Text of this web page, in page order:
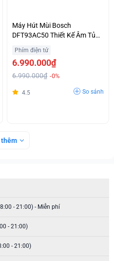
Máy Hút Mùi Bosch
DFT93AC50 Thiết Kế Âm Tủ
Ưu Đãi
Phím điện tử
6.990.000₫
6.990.000₫ -0%
4.5 So sánh
thêm
- 21:00) - Miễn phí
- 21:00)
- 21:00)